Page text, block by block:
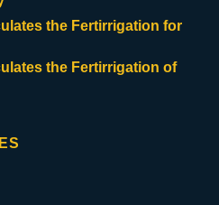
the Fertirrigation for
the Fertirrigation of